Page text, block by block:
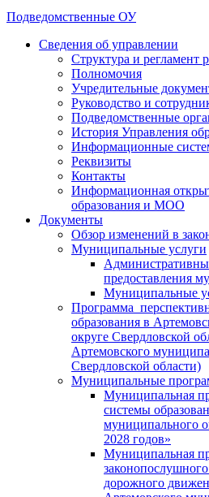
Подведомственные ОУ
Сведения об управлении
Структура и регламент
Полномочия
Учредительные
Руководство и
Подведомственные
История Управления
Информационные
Реквизиты
Контакты
Информационная
образования и МОО
Документы
Обзор изменений в
Муниципальные услуги
предоставления
Муниципальные
Программа
образования в
округе Свердловской
Артемовского
Свердловской области)
Муниципальные
Муниципальная
системы
муниципального
2028 годов»
Муниципальная
дорожного